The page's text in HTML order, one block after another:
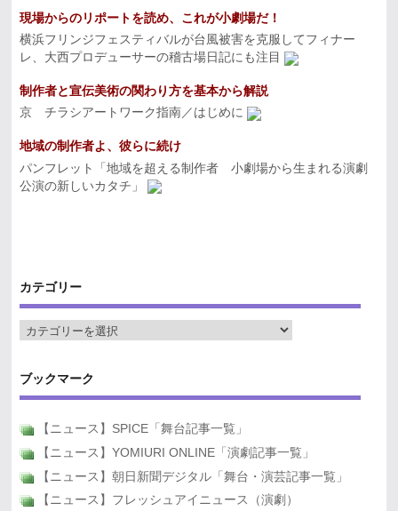
現場からのリポートを読め、これが小劇場だ！
横浜フリンジフェスティバルが台風被害を克服してフィナー
レ、大西プロデューサーの稽古場日記にも注目
制作者と宣伝美術の関わり方を基本から解説
京 チラシアートワーク指南／はじめに
地域の制作者よ、彼らに続け
パンフレット「地域を超える制作者 小劇場から生まれる演劇
公演の新しいカタチ」
カテゴリー
ブックマーク
【ニュース】SPICE「舞台記事一覧」
【ニュース】YOMIURI ONLINE「演劇記事一覧」
【ニュース】朝日新聞デジタル「舞台・演芸記事一覧」
【ニュース】フレッシュアイニュース（演劇）